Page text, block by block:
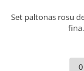
Set paltonas rosu